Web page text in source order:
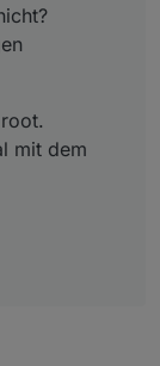
mit dem